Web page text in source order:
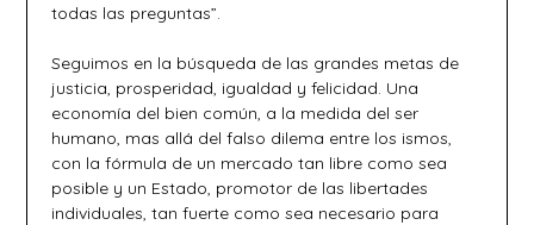
todas las preguntas”.
Seguimos en la búsqueda de las grandes metas de
justicia, prosperidad, igualdad y felicidad. Una
economía del bien común, a la medida del ser
humano, mas allá del falso dilema entre los ismos,
con la fórmula de un mercado tan libre como sea
posible y un Estado, promotor de las libertades
individuales, tan fuerte como sea necesario para